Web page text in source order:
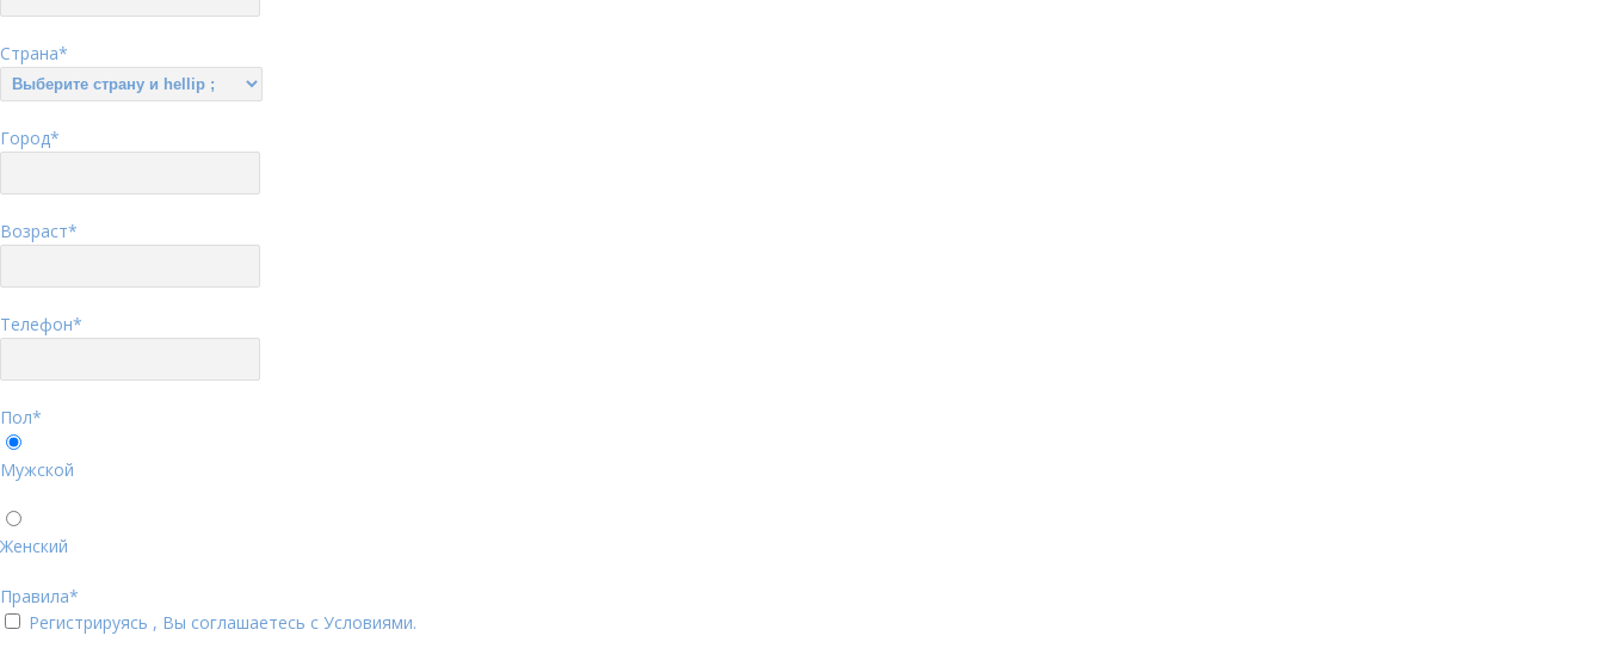
Страна*
Город*
Возраст*
Телефон*
Пол*
Мужской
Женский
Правила*
Регистрируясь , Вы соглашаетесь с Условиями.